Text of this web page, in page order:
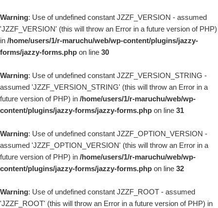
Warning: Use of undefined constant JZZF_VERSION - assumed
'JZZF_VERSION' (this will throw an Error in a future version of PHP)
in /home/users/1/r-maruchu/web/wp-content/plugins/jazzy-
forms/jazzy-forms.php on line 30
Warning: Use of undefined constant JZZF_VERSION_STRING -
assumed 'JZZF_VERSION_STRING' (this will throw an Error in a
future version of PHP) in /home/users/1/r-maruchu/web/wp-
content/plugins/jazzy-forms/jazzy-forms.php on line 31
Warning: Use of undefined constant JZZF_OPTION_VERSION -
assumed 'JZZF_OPTION_VERSION' (this will throw an Error in a
future version of PHP) in /home/users/1/r-maruchu/web/wp-
content/plugins/jazzy-forms/jazzy-forms.php on line 32
Warning: Use of undefined constant JZZF_ROOT - assumed
'JZZF_ROOT' (this will throw an Error in a future version of PHP) in